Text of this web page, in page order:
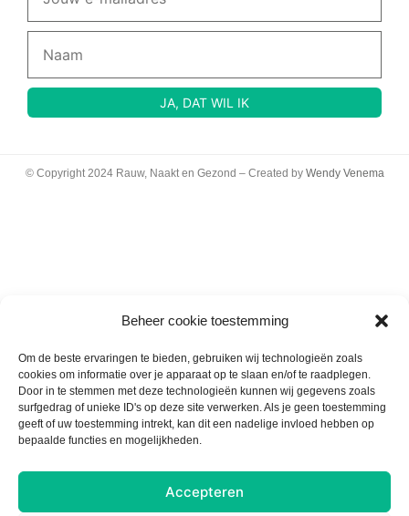
Beheer cookie toestemming
Om de beste ervaringen te bieden, gebruiken wij technologieën zoals
cookies om informatie over je apparaat op te slaan en/of te raadplegen.
Door in te stemmen met deze technologieën kunnen wij gegevens zoals
surfgedrag of unieke ID's op deze site verwerken. Als je geen toestemming
geeft of uw toestemming intrekt, kan dit een nadelige invloed hebben op
bepaalde functies en mogelijkheden.
Accepteren
© Copyright 2024 Rauw, Naakt en Gezond – Created by Wendy Venema